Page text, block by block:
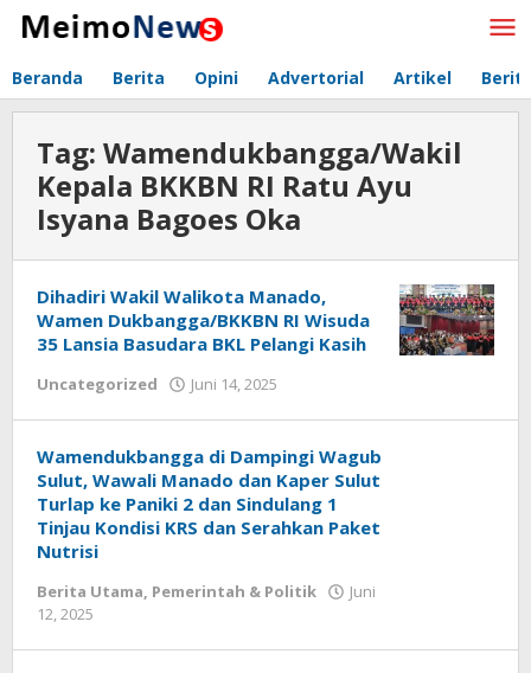
Lewati
Beranda Berita Opini Advertorial Artikel
Tag: Wamendukbangga/Wakil
Kepala BKKBN RI Ratu Ayu
Isyana Bagoes Oka
Dihadiri Wakil Walikota Manado,
Wamen Dukbangga/BKKBN RI Wisuda
35 Lansia Basudara BKL Pelangi Kasih
Uncategorized Juni 14, 2025
Wamendukbangga di Dampingi Wagub
Sulut, Wawali Manado dan Kaper Sulut
Turlap ke Paniki 2 dan Sindulang 1
Tinjau Kondisi KRS dan Serahkan Paket
Nutrisi
Berita Utama, Pemerintah & Politik
Juni
12, 2025